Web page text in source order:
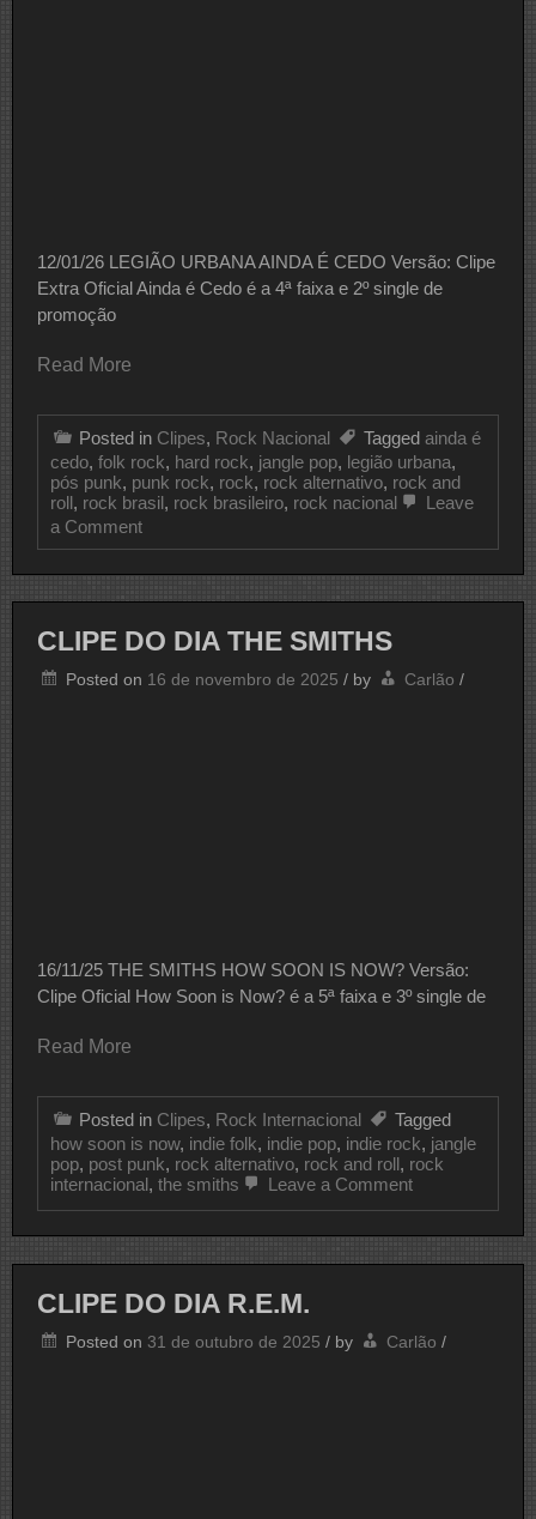
12/01/26 LEGIÃO URBANA AINDA É CEDO Versão: Clipe
Extra Oficial Ainda é Cedo é a 4ª faixa e 2º single de
promoção
Read More
Posted in Clipes, Rock Nacional Tagged ainda é
cedo, folk rock, hard rock, jangle pop, legião urbana,
pós punk, punk rock, rock, rock alternativo, rock and
roll, rock brasil, rock brasileiro, rock nacional
Leave
a Commenton
CLIPE
LEGIÃO
URBANA
CLIPE DO DIA THE SMITHS
Posted on 16 de novembro de 2025 / by Carlão /
16/11/25 THE SMITHS HOW SOON IS NOW? Versão:
Clipe Oficial How Soon is Now? é a 5ª faixa e 3º single de
Read More
Posted in Clipes, Rock Internacional
Tagged
how soon is now, indie folk, indie pop, indie rock, jangle
pop, post punk, rock alternativo, rock and roll, rock
internacional, the smiths Leave a Commenton
THE
CLIPE DO DIA R.E.M.
Posted on 31 de outubro de 2025 / by Carlão /